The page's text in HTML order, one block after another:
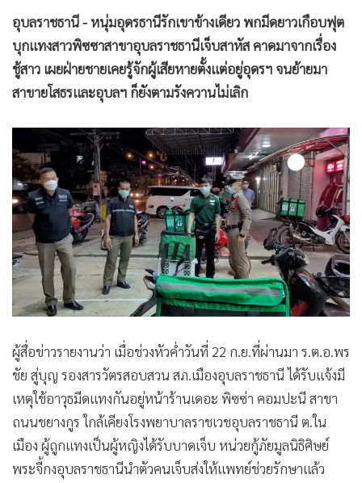
Infographic
•
•
ท่องเที่ยว
• กีฬา
•
Special Scoop
• เศรษฐกิจ-ธุรกิจ
• จีน
• ชุมชน-คุณภาพชีวิต
• อาชญากรรม
• Motoring
• เกม
• วิทยาศาสตร์
• หุ้น
• อินโดจีน
กองทุนรวม
Celeb Online
Factcheck
อุบลราชธานี - หนุ่มอุดรธานีรักเขาข้างเดียว พกมีดยาวเกือบฟุต
บุกแทงสาวพิซซาสาขาอุบลราชธานีเจ็บสาหัส คาดมาจากเรื่อง
ชู้สาว เผยฝ่ายชายเคยรู้จักผู้เสียหายตั้งแต่อยู่อุดรฯ จนย้ายมา
สาขายโสธรและอุบลฯ ก็ยังตามรังควานไม่เลิก
ผู้สื่อข่าวรายงานว่า เมื่อช่วงหัวค่ำวันที่ 22 ก.ย.ที่ผ่านมา ร.ต.อ.พร
ชัย สู่บุญ รองสารวัตรสอบสวน สภ.เมืองอุบลราชธานี ได้รับแจ้งมี
เหตุใช้อาวุธมีดแทงกันอยู่หน้าร้านเดอะ พิซซ่า คอมปะนี สาขา
ถนนชยางกูร ใกล้เคียงโรงพยาบาลราชเวชอุบลราชธานี ต.ใน
เมือง ผู้ถูกแทงเป็นผู้หญิงได้รับบาดเจ็บ หน่วยกู้ภัยมูลนิธิศิษย์
พระจี้กงอุบลราชธานีนำตัวคนเจ็บส่งให้แพทย์ช่วยรักษาแล้ว